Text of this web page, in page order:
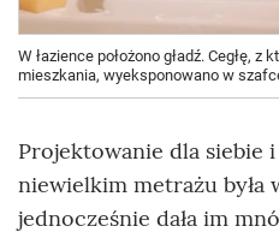
W łazience położono gładź. Cegłę, z
mieszkania, wyeksponowano w
Projektowanie dla siebie
niewielkim metrażu była
jednocześnie dała im